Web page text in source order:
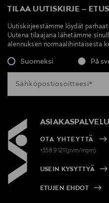
TILAA UUTISKIRJE –
Uutiskirjeestämme löydät
Uutena tilaajana lähetämme
alennuksen normaalihintaisesta
Suomeksi På
ASIAKASPALVELU
OTA YHTEYTTÄ
+358 9 1211(pvm/mpm)
USEIN KYSYTTYÄ
ETUJEN EHDOT